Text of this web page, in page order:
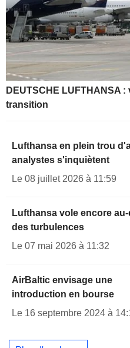
DEUTSCHE LUFTHANSA
transition
Lufthansa en plein trou
analystes s'inquiètent
Le 08 juillet 2026 à 11:59
Lufthansa vole encore
des turbulences
Le 07 mai 2026 à 11:32
AirBaltic envisage une
introduction en bourse
Le 16 septembre 2024 à